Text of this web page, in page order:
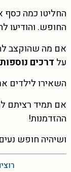
החליטו כמה כסף
החופש. והודיעו
אם מה שהוקצב
על דרכים
השאירו לילדים
אם תמיד רציתם
ההזדמנות!
ושיהיה חופש